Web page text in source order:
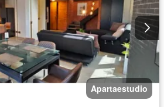
Apartaestudio